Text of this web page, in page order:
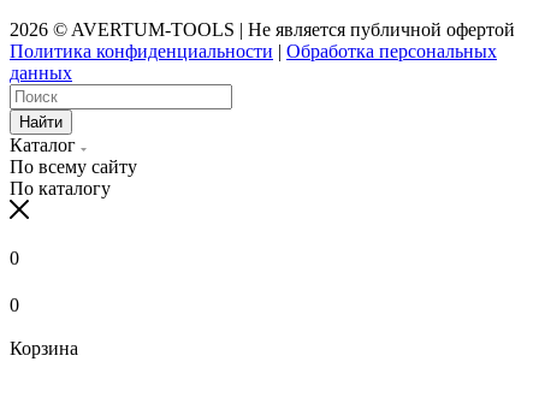
2026 © AVERTUM-TOOLS | Не является публичной офертой
Политика конфиденциальности | Обработка персональных
данных
Найти
Каталог
По всему сайту
По каталогу
0
0
Корзина